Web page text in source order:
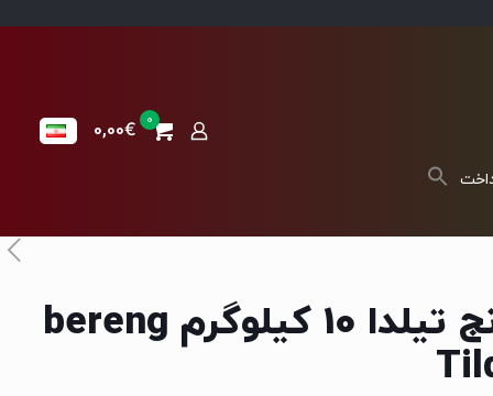
0
0,00€
برنج تیلدا 10 کیلوگرم bereng